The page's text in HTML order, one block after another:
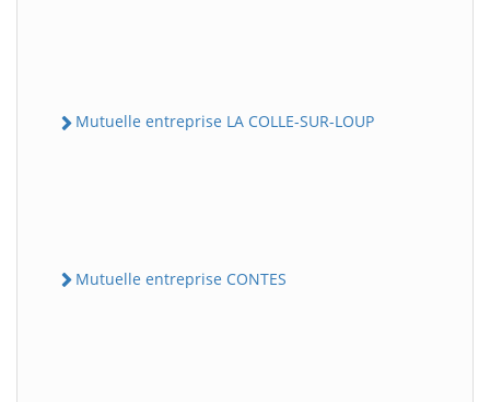
Mutuelle entreprise LA COLLE-SUR-LOUP
Mutuelle entreprise CONTES